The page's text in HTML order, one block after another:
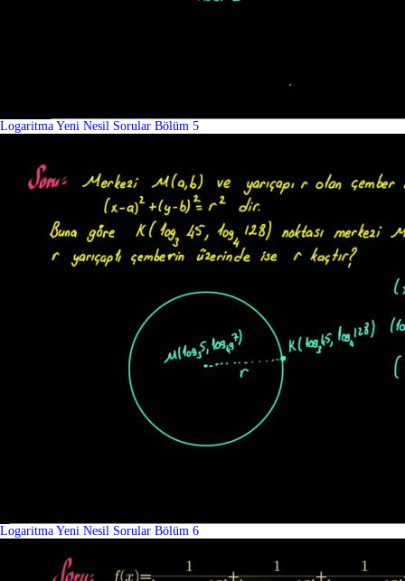
Logaritma Yeni Nesil Sorular Bölüm 5
Logaritma Yeni Nesil Sorular Bölüm 6